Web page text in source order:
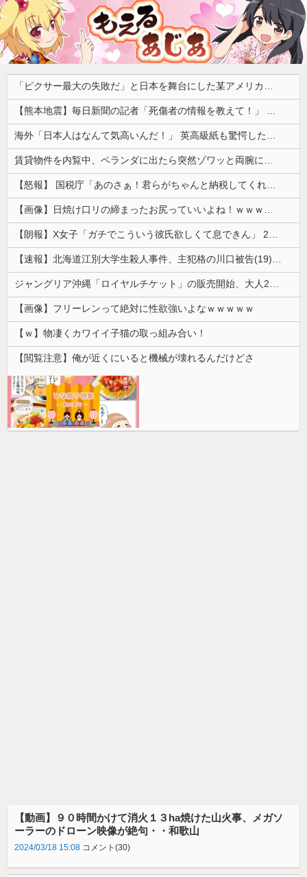
「ピクサー最大の失敗だ」と日本を舞台にした某アメリカ産アニメが話題に、日本と韓国の両方に失礼すぎるわ……
【熊本地震】毎日新聞の記者「死傷者の情報を教えて！」 → 企業「個人情報は控えます！」 → 記「年代は？特定につながらないでしょ？教えてよ？教えてよ？」
海外「日本人はなんて気高いんだ！」 英高級紙も驚愕した極限の中の日本人の姿に世界が衝撃
賃貸物件を内覧中、ベランダに出たら突然ゾワッと両腕に鳥肌が出た。「やっぱりこの部屋嫌だ」と思った瞬間、体が前にドンッと突き飛ばされて…
【怒報】 国税庁「あのさぁ！君らがちゃんと納税してくれないとこうなっちゃうけどどうする？！」←これw w w w w w w w
【画像】日焼け口リの締まったお尻っていいよね！ｗｗｗｗｗ
【朗報】X女子「ガチでこういう彼氏欲しくて息できん」 2000万バズ
【速報】北海道江別大学生殺人事件、主犯格の川口被告(19)に無期懲役の判決
ジャングリア沖縄「ロイヤルチケット」の販売開始、大人29,700円にｗｗｗｗｗｗｗｗｗ
【画像】フリーレンって絶対に性欲強いよなｗｗｗｗｗ
【ｗ】物凄くカワイイ子猫の取っ組み合い！
【閲覧注意】俺が近くにいると機械が壊れるんだけどさ
【動画】９０時間かけて消火１３ha焼けた山火事、メガソ
ーラーのドローン映像が絶句・・和歌山
2024/03/18 15:08 コメント(30)